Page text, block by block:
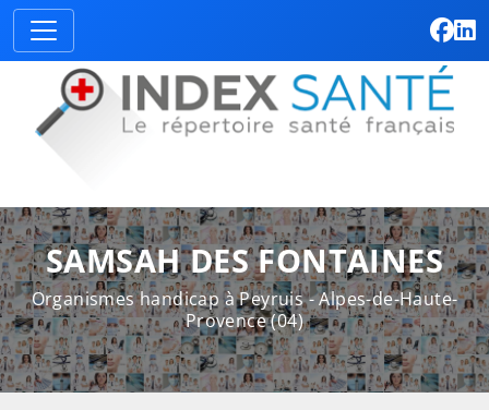
SAMSAH DES FONTAINES
Organismes handicap à Peyruis - Alpes-de-Haute-
Provence (04)